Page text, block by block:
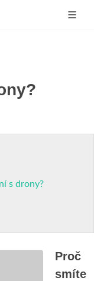
s drony?
Proč
smíte